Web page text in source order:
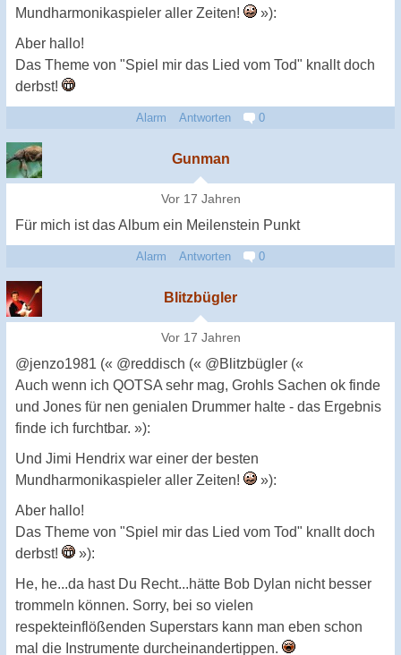
Mundharmonikaspieler aller Zeiten!
»):
Aber hallo!
Das Theme von "Spiel mir das Lied vom Tod" knallt doch
derbst!
Alarm Antworten 0
Gunman
Vor 17 Jahren
Für mich ist das Album ein Meilenstein Punkt
Alarm Antworten 0
Blitzbügler
Vor 17 Jahren
@jenzo1981 (« @reddisch (« @Blitzbügler («
Auch wenn ich QOTSA sehr mag, Grohls Sachen ok finde
und Jones für nen genialen Drummer halte - das Ergebnis
finde ich furchtbar. »):
Und Jimi Hendrix war einer der besten
Mundharmonikaspieler aller Zeiten!
»):
Aber hallo!
Das Theme von "Spiel mir das Lied vom Tod" knallt doch
derbst!
»):
He, he...da hast Du Recht...hätte Bob Dylan nicht besser
trommeln können. Sorry, bei so vielen
respekteinflößenden Superstars kann man eben schon
mal die Instrumente durcheinandertippen.